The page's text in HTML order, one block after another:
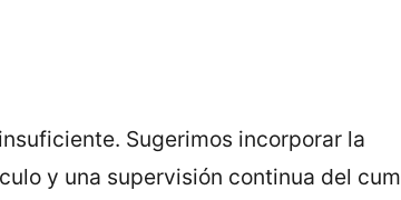
Sugerimos incorporar la
y una supervisión continua del